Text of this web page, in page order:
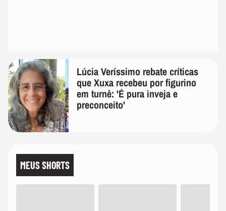
Lúcia Veríssimo rebate críticas
que Xuxa recebeu por figurino
em turnê: 'É pura inveja e
preconceito'
MEUS SHORTS